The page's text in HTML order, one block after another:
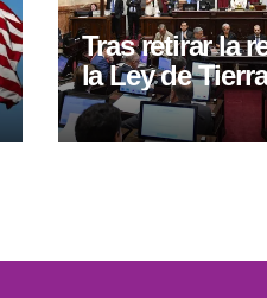
Tras retirar la
la Ley de
Senado debate
desalojos,